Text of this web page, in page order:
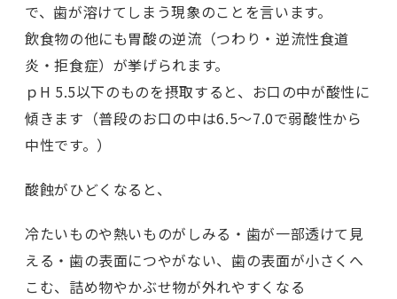
で、歯が溶けてしまう現象のことを言います。
飲食物の他にも胃酸の逆流（つわり・逆流性食道
炎・拒食症） が挙げられます。
ｐH 5.5以下のものを摂取すると、お口の中が酸性に
傾きます（普段のお口の中は6.5〜7.0で弱酸性から
中性です。）
酸蝕がひどくなると、
冷たいものや熱いものが しみる ・歯が一部透けて見
える・歯の表面につやがない、歯の表面が小さくへ
こむ、詰め物やかぶせ物が外れやすくなる